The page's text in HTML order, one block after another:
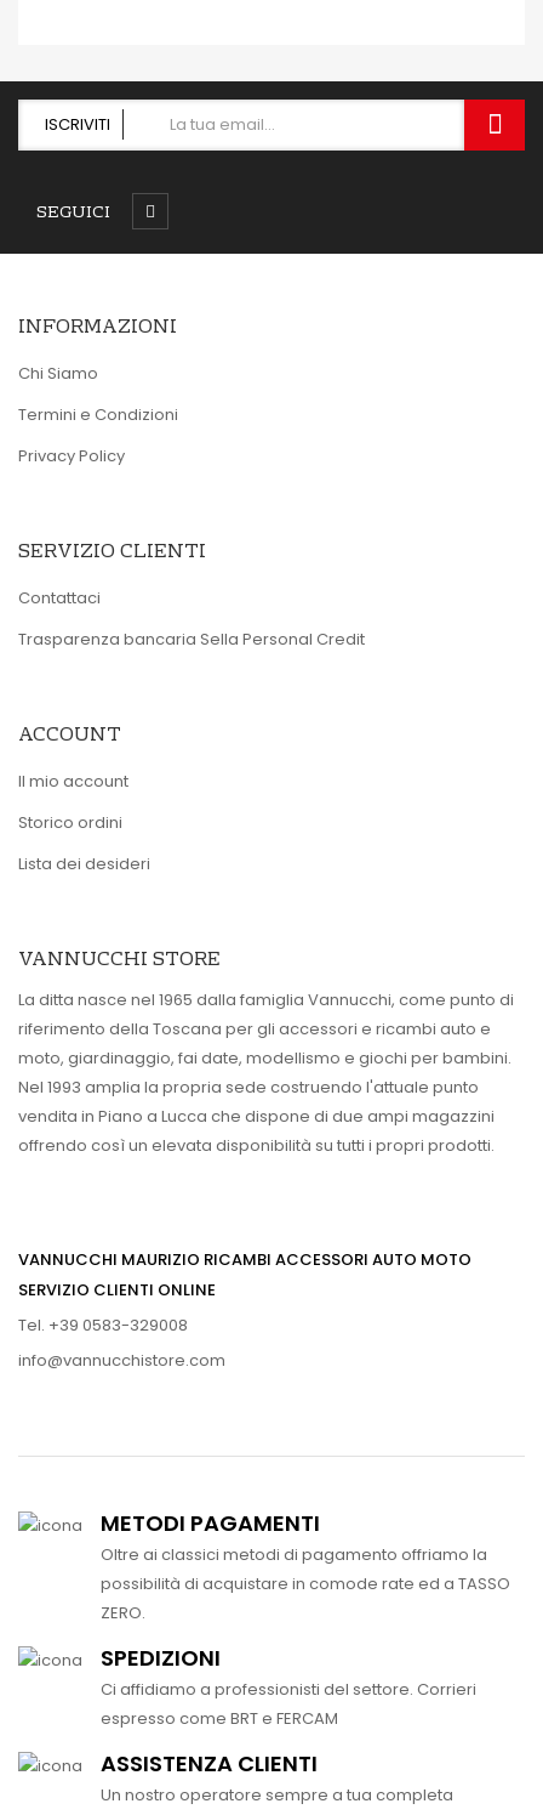
ISCRIVITI
SEGUICI
INFORMAZIONI
Chi Siamo
Termini e Condizioni
Privacy Policy
SERVIZIO CLIENTI
Contattaci
Trasparenza bancaria Sella Personal Credit
ACCOUNT
Il mio account
Storico ordini
Lista dei desideri
VANNUCCHI STORE
La ditta nasce nel 1965 dalla famiglia Vannucchi, come punto di
riferimento della Toscana per gli accessori e ricambi auto e
moto, giardinaggio, fai date, modellismo e giochi per bambini.
Nel 1993 amplia la propria sede costruendo l'attuale punto
vendita in Piano a Lucca che dispone di due ampi magazzini
offrendo così un elevata disponibilità su tutti i propri prodotti.
VANNUCCHI MAURIZIO RICAMBI ACCESSORI AUTO MOTO
SERVIZIO CLIENTI ONLINE
Tel. +39 0583-329008
info@vannucchistore.com
METODI PAGAMENTI
Oltre ai classici metodi di pagamento offriamo la
possibilità di acquistare in comode rate ed a TASSO
ZERO.
SPEDIZIONI
Ci affidiamo a professionisti del settore. Corrieri
espresso come BRT e FERCAM
ASSISTENZA CLIENTI
Un nostro operatore sempre a tua completa